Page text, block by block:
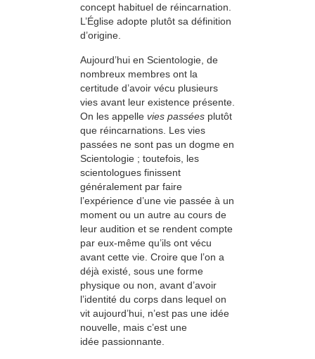
concept habituel de réincarnation.
L’Église adopte plutôt sa définition
d’origine.
Aujourd’hui en Scientologie, de
nombreux membres ont la
certitude d’avoir vécu plusieurs
vies avant leur existence présente.
On les appelle vies passées plutôt
que réincarnations. Les vies
passées ne sont pas un dogme en
Scientologie ; toutefois, les
scientologues finissent
généralement par faire
l’expérience d’une vie passée à un
moment ou un autre au cours de
leur audition et se rendent compte
par eux-même qu’ils ont vécu
avant cette vie. Croire que l’on a
déjà existé, sous une forme
physique ou non, avant d’avoir
l’identité du corps dans lequel on
vit aujourd’hui, n’est pas une idée
nouvelle, mais c’est une
idée passionnante.